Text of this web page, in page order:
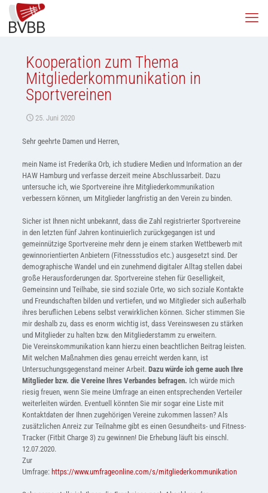
Kooperation zum Thema
Mitgliederkommunikation in
Sportvereinen
25. Juni 2020
Sehr geehrte Damen und Herren,
mein Name ist Frederika Orb, ich studiere Medien und Information an der
HAW Hamburg und verfasse derzeit meine Abschlussarbeit. Dazu
untersuche ich, wie Sportvereine ihre Mitgliederkommunikation
verbessern können, um Mitglieder langfristig an den Verein zu binden.
Sicher ist Ihnen nicht unbekannt, dass die Zahl registrierter Sportvereine
in den letzten fünf Jahren kontinuierlich zurückgegangen ist und
gemeinnützige Sportvereine mehr denn je einem starken Wettbewerb mit
gewinnorientierten Anbietern (Fitnessstudios etc.) ausgesetzt sind. Der
demographische Wandel und ein zunehmend digitaler Alltag stellen dabei
große Herausforderungen dar. Sportvereine stehen für Geselligkeit,
Gemeinsinn und Teilhabe, sie sind soziale Orte, wo sich soziale Kontakte
und Freundschaften bilden und vertiefen, und wo Mitglieder sich außerhalb
ihres beruflichen Lebens selbst verwirklichen können. Sicher stimmen Sie
mir deshalb zu, dass es enorm wichtig ist, dass Vereinswesen zu stärken
und Mitglieder zu halten bzw. den Mitgliederstamm zu erweitern.
Die Vereinskommunikation kann hierzu einen beachtlichen Beitrag leisten.
Mit welchen Maßnahmen dies genau erreicht werden kann, ist
Untersuchungsgegenstand meiner Arbeit. Dazu würde ich gerne auch Ihre
Mitglieder bzw. die Vereine Ihres Verbandes befragen. Ich würde mich
riesig freuen, wenn Sie meine Umfrage an einen entsprechenden Verteiler
weiterleiten würden. Eventuell könnten Sie mir sogar eine Liste mit
Kontaktdaten der Ihnen zugehörigen Vereine zukommen lassen? Als
zusätzlichen Anreiz zur Teilnahme gibt es einen Gesundheits- und Fitness-
Tracker (Fitbit Charge 3) zu gewinnen! Die Erhebung läuft bis einschl.
12.07.2020.
Zur
Umfrage: https://www.umfrageonline.com/s/mitgliederkommunikation